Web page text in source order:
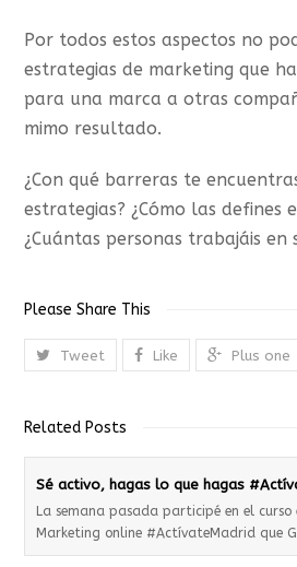
Por todos estos aspectos no
estrategias de marketing que
para una marca a otras
mimo resultado.
¿Con qué barreras te
estrategias? ¿Cómo las defines
¿Cuántas personas trabajáis en
Please Share This
Tweet Like Plus one
Related Posts
Sé activo, hagas lo que hagas
La semana pasada participé en el curso
Marketing online #ActívateMadrid que